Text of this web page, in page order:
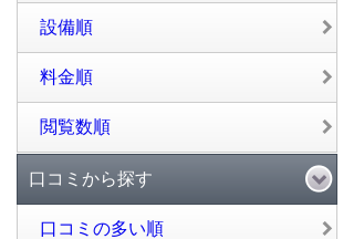
設備順
料金順
閲覧数順
口コミから探す
口コミの多い順